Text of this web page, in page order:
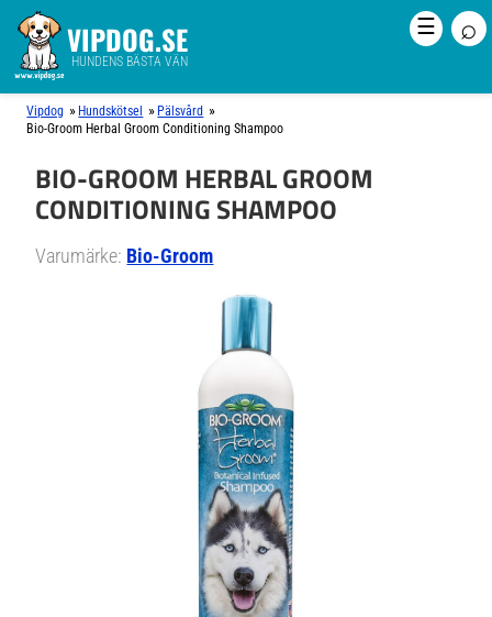
VIPDOG.SE
HUNDENS BÄSTA VÄN
☰ ⌕
Vipdog » Hundskötsel » Pälsvård »
Bio-Groom Herbal Groom Conditioning Shampoo
BIO-GROOM HERBAL GROOM
CONDITIONING SHAMPOO
Varumärke: Bio-Groom